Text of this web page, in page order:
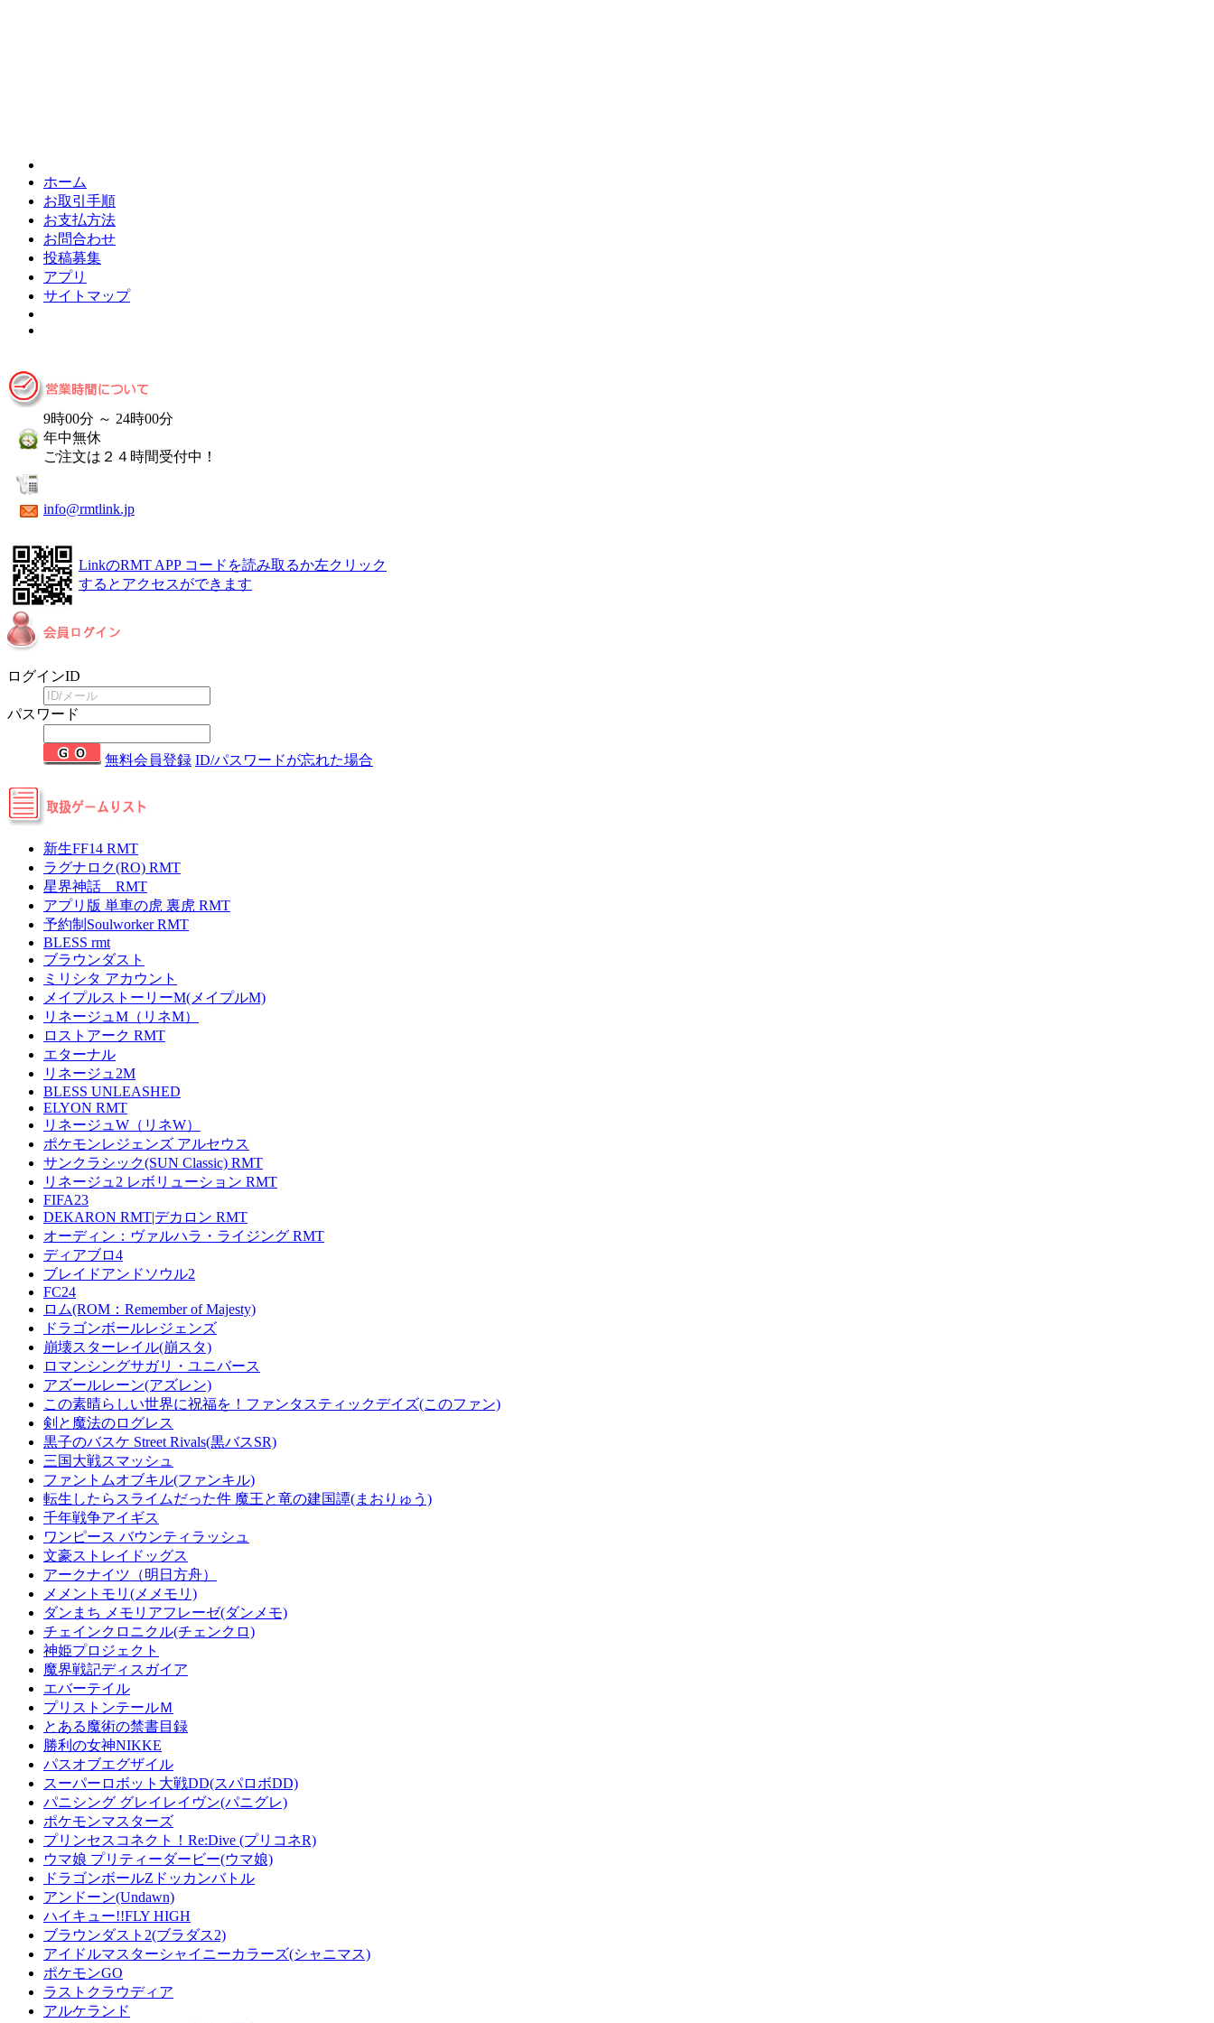
ホーム
お取引手順
お支払方法
お問合わせ
投稿募集
アプリ
サイトマップ
9時00分 ～ 24時00分
年中無休
ご注文は２４時間受付中！
info@rmtlink.jp
LinkのRMT APP コードを読み取るか左クリック
するとアクセスができます
ログインID
パスワード
無料会員登録 ID/パスワードが忘れた場合
新生FF14 RMT
ラグナロク(RO) RMT
星界神話 RMT
アプリ版 単車の虎 裏虎 RMT
予約制Soulworker RMT
BLESS rmt
ブラウンダスト
ミリシタ アカウント
メイプルストーリーM(メイプルM)
リネージュM（リネM）
ロストアーク RMT
エターナル
リネージュ2M
BLESS UNLEASHED
ELYON RMT
リネージュW（リネW）
ポケモンレジェンズ アルセウス
サンクラシック(SUN Classic) RMT
リネージュ2 レボリューション RMT
FIFA23
DEKARON RMT|デカロン RMT
オーディン：ヴァルハラ・ライジング RMT
ディアブロ4
ブレイドアンドソウル2
FC24
ロム(ROM：Remember of Majesty)
ドラゴンボールレジェンズ
崩壊スターレイル(崩スタ)
ロマンシングサガリ・ユニバース
アズールレーン(アズレン)
この素晴らしい世界に祝福を！ファンタスティックデイズ(このファン)
剣と魔法のログレス
黒子のバスケ Street Rivals(黒バスSR)
三国大戦スマッシュ
ファントムオブキル(ファンキル)
転生したらスライムだった件 魔王と竜の建国譚(まおりゅう)
千年戦争アイギス
ワンピース バウンティラッシュ
文豪ストレイドッグス
アークナイツ（明日方舟）
メメントモリ(メメモリ)
ダンまち メモリアフレーゼ(ダンメモ)
チェインクロニクル(チェンクロ)
神姫プロジェクト
魔界戦記ディスガイア
エバーテイル
プリストンテールＭ
とある魔術の禁書目録
勝利の女神NIKKE
パスオブエグザイル
スーパーロボット大戦DD(スパロボDD)
パニシング グレイレイヴン(パニグレ)
ポケモンマスターズ
プリンセスコネクト！Re:Dive (プリコネR)
ウマ娘 プリティーダービー(ウマ娘)
ドラゴンボールZドッカンバトル
アンドーン(Undawn)
ハイキュー!!FLY HIGH
ブラウンダスト2(ブラダス2)
アイドルマスターシャイニーカラーズ(シャニマス)
ポケモンGO
ラストクラウディア
アルケランド